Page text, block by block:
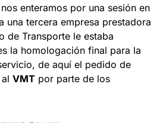
enteramos por una sesión en
una tercera empresa prestadora
de Transporte le estaba
la homologación final para la
de aquí el pedido de
VMT por parte de los